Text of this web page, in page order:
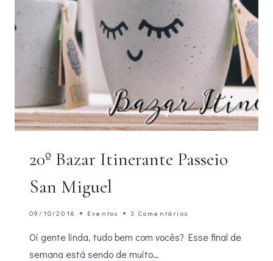
20º Bazar Itinerante Passeio
San Miguel
09/10/2016 Eventos 3 Comentários
Oi gente linda, tudo bem com vocês? Esse final de
semana está sendo de muito…